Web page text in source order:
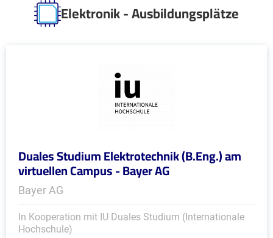
Elektronik - Ausbildungsplätze
Duales Studium Elektrotechnik (B.Eng.) am
virtuellen Campus - Bayer AG
Bayer AG
In Kooperation mit IU Duales Studium (Internationale
Hochschule)